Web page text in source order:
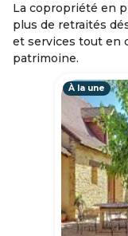
La copropriété en
plus de retraités
et services tout en
patrimoine.
À la une